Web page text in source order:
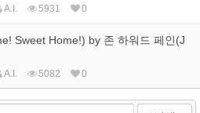
A.I. 5931 0
Sweet Home!) by 존 하워드 페인(J
A.I. 5082 0